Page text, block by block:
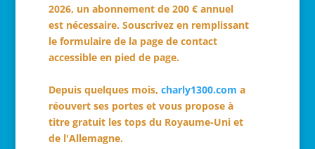
2026, un abonnement de 200 € annuel
est nécessaire. Souscrivez en remplissant
le formulaire de la page de contact
accessible en pied de page.
Depuis quelques mois, charly1300.com a
réouvert ses portes et vous propose à
titre gratuit les tops du Royaume-Uni et
de l'Allemagne.